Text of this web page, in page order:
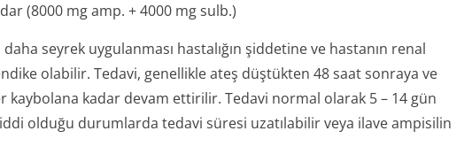
(8000 mg amp. + 4000 mg sulb.)
daha seyrek uygulanması hastalığın şiddetine ve hastanın renal
olabilir. Tedavi, genellikle ateş düştükten 48 saat sonraya ve
kadar devam ettirilir. Tedavi normal olarak 5 – 14 gün
olduğu durumlarda tedavi süresi uzatılabilir veya ilave ampisilin